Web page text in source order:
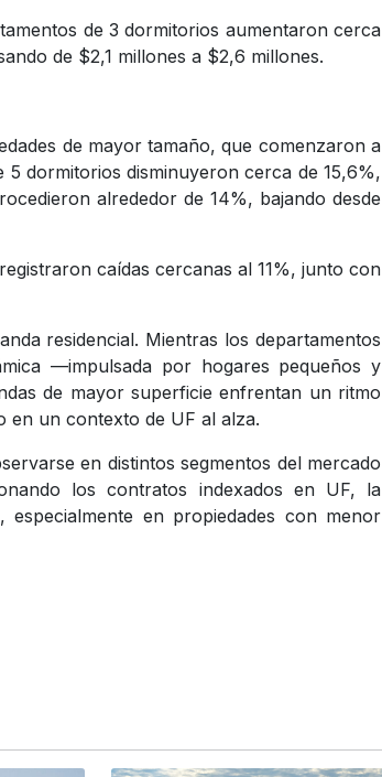
de 3 dormitorios aumentaron cerca
de $2,1 millones a $2,6 millones.
de mayor tamaño, que comenzaron a
dormitorios disminuyeron cerca de 15,6%,
alrededor de 14%, bajando desde
caídas cercanas al 11%, junto con
residencial. Mientras los departamentos
—impulsada por hogares pequeños y
de mayor superficie enfrentan un ritmo
en un contexto de UF al alza.
en distintos segmentos del mercado
los contratos indexados en UF, la
en propiedades con menor